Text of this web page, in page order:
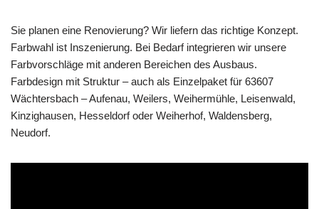
Sie planen eine Renovierung? Wir liefern das richtige Konzept.
Farbwahl ist Inszenierung. Bei Bedarf integrieren wir unsere
Farbvorschläge mit anderen Bereichen des Ausbaus.
Farbdesign mit Struktur – auch als Einzelpaket für 63607
Wächtersbach – Aufenau, Weilers, Weihermühle, Leisenwald,
Kinzighausen, Hesseldorf oder Weiherhof, Waldensberg,
Neudorf.